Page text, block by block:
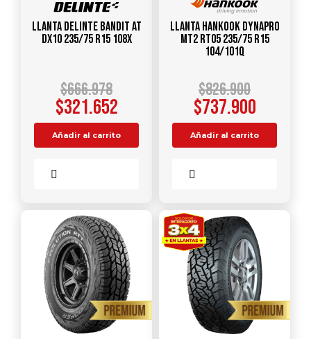
Llanta DELINTE Bandit AT
DX10 235/75 R15 108X
$666.978
$321.652
Añadir al carrito
Llanta HANKOOK Dynapro
MT2 RT05 235/75 R15
104/101Q
$826.900
$737.900
Añadir al carrito